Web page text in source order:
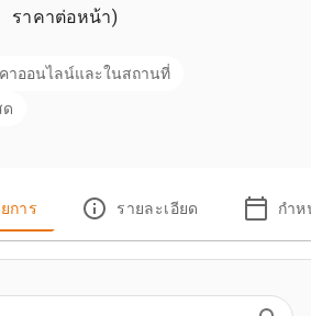
ราคาต่อหน้า)
าออนไลน์และในสถานที่
ด
การ รายละเอียด กำ